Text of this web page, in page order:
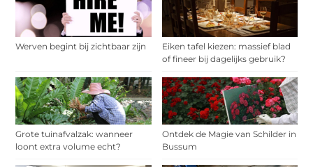
Werven begint bij zichtbaar zijn
Eiken tafel kiezen: massief blad
of fineer bij dagelijks gebruik?
Grote tuinafvalzak: wanneer
loont extra volume echt?
Ontdek de Magie van Schilder in
Bussum